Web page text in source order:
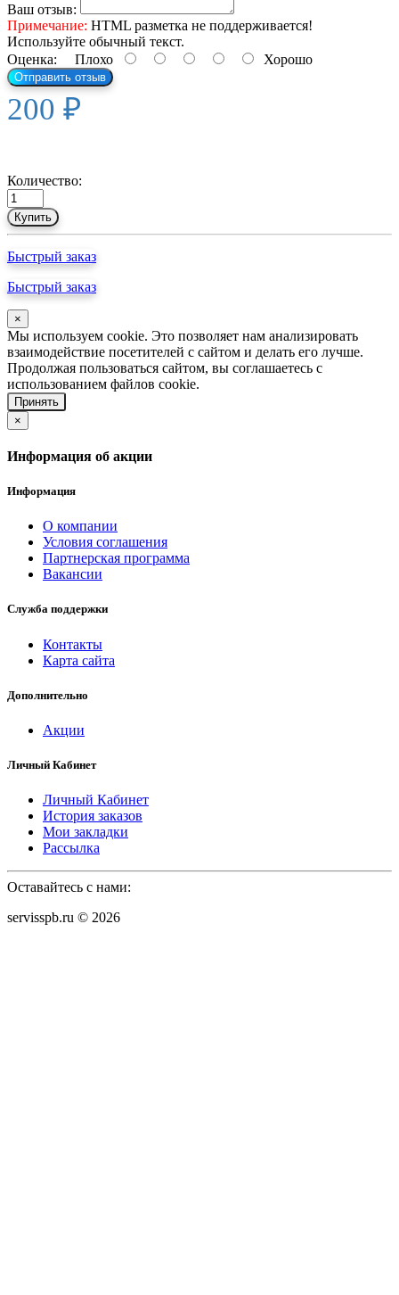
Ваш отзыв:
Примечание: HTML разметка не поддерживается!
Используйте обычный текст.
Оценка: Плохо Хорошо
Отправить отзыв
200 ₽
Количество:
Купить
Быстрый заказ
Быстрый заказ
×
Мы используем cookie. Это позволяет нам анализировать
взаимодействие посетителей с сайтом и делать его лучше.
Продолжая пользоваться сайтом, вы соглашаетесь с
использованием файлов cookie.
Принять
×
Информация об акции
Информация
О компании
Условия соглашения
Партнерская программа
Вакансии
Служба поддержки
Контакты
Карта сайта
Дополнительно
Акции
Личный Кабинет
Личный Кабинет
История заказов
Мои закладки
Рассылка
Оставайтесь с нами:
servisspb.ru © 2026